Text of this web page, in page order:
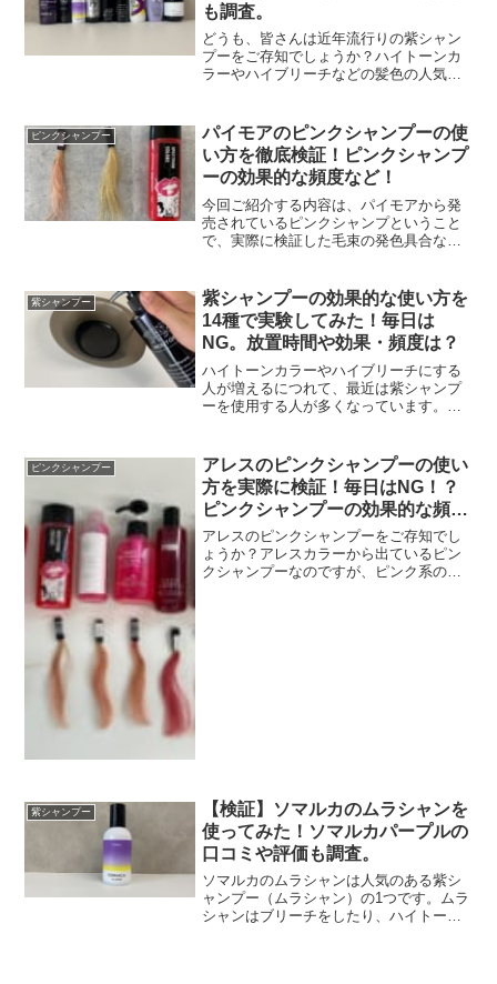
も調査。
どうも、皆さんは近年流行りの紫シャン
プーをご存知でしょうか？ハイトーンカ
ラーやハイブリーチなどの髪色の人気が
アレスのムラシャンはムラシャンの中で
も人気の高い商品の1つで...
ピンクシャンプー
パイモアのピンクシャンプーの使
い方を徹底検証！ピンクシャンプ
ーの効果的な頻度など！
今回ご紹介する内容は、パイモアから発
売されているピンクシャンプということ
で、実際に検証した毛束の発色具合など
ンプーって何？って方におすすめの記事
となっています。本記事を...
紫シャンプー
紫シャンプーの効果的な使い方を
14種で実験してみた！毎日は
NG。放置時間や効果・頻度は？
ハイトーンカラーやハイブリーチにする
人が増えるにつれて、最近は紫シャンプ
ーを使用する人が多くなっています。黄
品が登場していきています。種類が豊富
なのは嬉しいのですが、ど...
ピンクシャンプー
アレスのピンクシャンプーの使い
方を実際に検証！毎日はNG！？
ピンクシャンプーの効果的な頻度
も。
アレスのピンクシャンプーをご存知でし
ょうか？アレスカラーから出ているピン
クシャンプーなのですが、ピンク系のヘ
紫シャンプー
【検証】ソマルカのムラシャンを
使ってみた！ソマルカパープルの
口コミや評価も調査。
ソマルカのムラシャンは人気のある紫シ
ャンプー（ムラシャン）の1つです。ムラ
シャンはブリーチをしたり、ハイトーン